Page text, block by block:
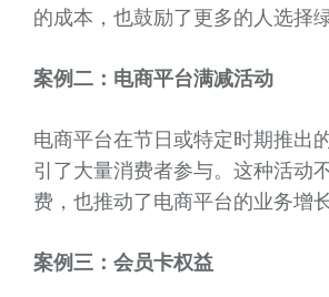
的成本，也鼓励了更多的人选择
案例二：电商平台满减活动
电商平台在节日或特定时期推出
引了大量消费者参与。这种活动
费，也推动了电商平台的业务增长
案例三：会员卡权益